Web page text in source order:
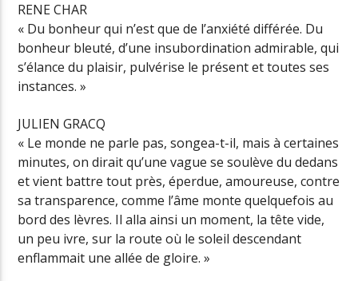
RENE CHAR
« Du bonheur qui n’est que de l’anxiété différée. Du
bonheur bleuté, d’une insubordination admirable, qui
s’élance du plaisir, pulvérise le présent et toutes ses
instances. »
JULIEN GRACQ
« Le monde ne parle pas, songea-t-il, mais à certaines
minutes, on dirait qu’une vague se soulève du dedans
et vient battre tout près, éperdue, amoureuse, contre
sa transparence, comme l’âme monte quelquefois au
bord des lèvres. Il alla ainsi un moment, la tête vide,
un peu ivre, sur la route où le soleil descendant
enflammait une allée de gloire. »